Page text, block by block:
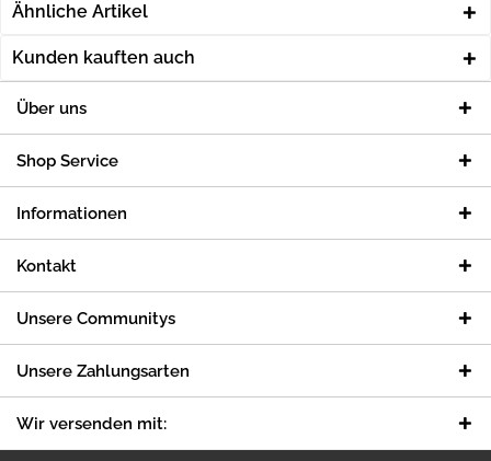
Ähnliche Artikel
Kunden kauften auch
Über uns
Shop Service
Informationen
Kontakt
Unsere Communitys
Unsere Zahlungsarten
Wir versenden mit: